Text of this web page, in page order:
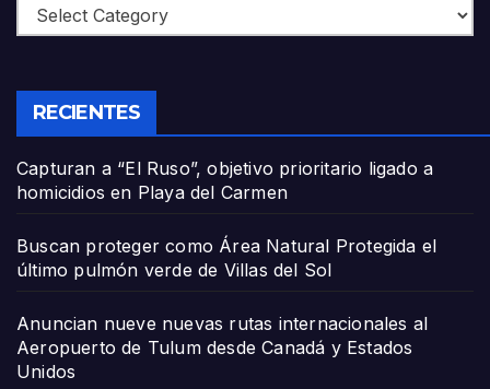
Categories
RECIENTES
Capturan a “El Ruso”, objetivo prioritario ligado a
homicidios en Playa del Carmen
Buscan proteger como Área Natural Protegida el
último pulmón verde de Villas del Sol
Anuncian nueve nuevas rutas internacionales al
Aeropuerto de Tulum desde Canadá y Estados
Unidos